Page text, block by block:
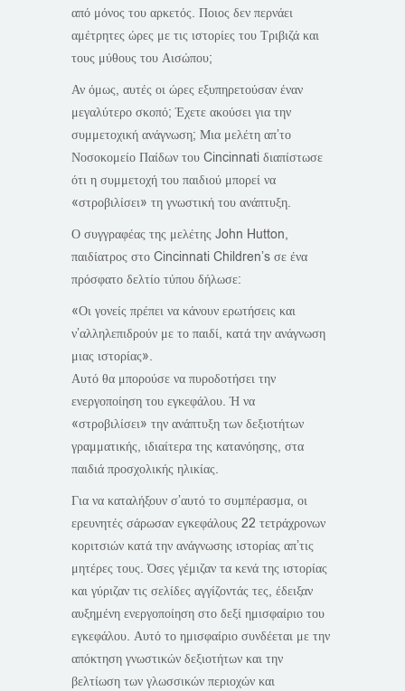
από μόνος του αρκετός. Ποιος δεν περνάει
αμέτρητες ώρες με τις ιστορίες του Τριβιζά και
τους μύθους του Αισώπου;
Αν όμως, αυτές οι ώρες εξυπηρετούσαν έναν
μεγαλύτερο σκοπό; Έχετε ακούσει για την
συμμετοχική ανάγνωση; Μια μελέτη απ’το
Νοσοκομείο Παίδων του Cincinnati διαπίστωσε
ότι η συμμετοχή του παιδιού μπορεί να
«στροβιλίσει» τη γνωστική του ανάπτυξη.
Ο συγγραφέας της μελέτης John Hutton,
παιδίατρος στο Cincinnati Children’s σε ένα
πρόσφατο δελτίο τύπου δήλωσε:
«Οι γονείς πρέπει να κάνουν ερωτήσεις και
ν’αλληλεπιδρούν με το παιδί, κατά την ανάγνωση
μιας ιστορίας».
Αυτό θα μπορούσε να πυροδοτήσει την
ενεργοποίηση του εγκεφάλου. Ή να
«στροβιλίσει» την ανάπτυξη των δεξιοτήτων
γραμματικής, ιδιαίτερα της κατανόησης, στα
παιδιά προσχολικής ηλικίας.
Για να καταλήξουν σ’αυτό το συμπέρασμα, οι
ερευνητές σάρωσαν εγκεφάλους 22 τετράχρονων
κοριτσιών κατά την ανάγνωσης ιστορίας απ’τις
μητέρες τους. Όσες γέμιζαν τα κενά της ιστορίας
και γύριζαν τις σελίδες αγγίζοντάς τες, έδειξαν
αυξημένη ενεργοποίηση στο δεξί ημισφαίριο του
εγκεφάλου. Αυτό το ημισφαίριο συνδέεται με την
απόκτηση γνωστικών δεξιοτήτων και την
βελτίωση των γλωσσικών περιοχών και